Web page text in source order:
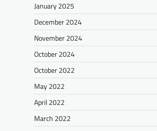
January 2025
December 2024
November 2024
October 2024
October 2022
May 2022
April 2022
March 2022